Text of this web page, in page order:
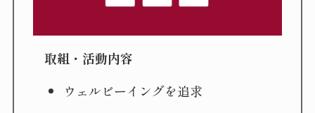
取組・活動内容
ウェルビーイングを追求